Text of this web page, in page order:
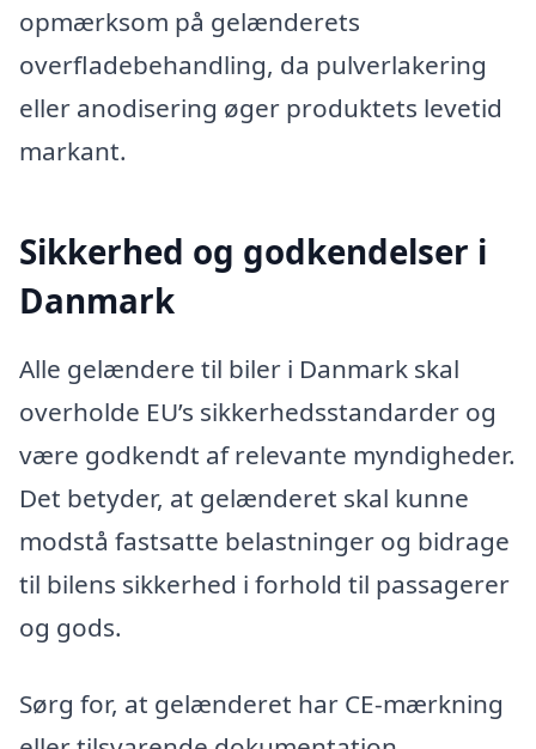
opmærksom på gelænderets
overfladebehandling, da pulverlakering
eller anodisering øger produktets levetid
markant.
Sikkerhed og godkendelser i
Danmark
Alle gelændere til biler i Danmark skal
overholde EU’s sikkerhedsstandarder og
være godkendt af relevante myndigheder.
Det betyder, at gelænderet skal kunne
modstå fastsatte belastninger og bidrage
til bilens sikkerhed i forhold til passagerer
og gods.
Sørg for, at gelænderet har CE-mærkning